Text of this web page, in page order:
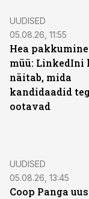
UUDISED
05.08.26, 11:55
Hea
müü: LinkedIni
näitab, mida
kandidaadid
ootavad
UUDISED
05.08.26, 13:45
Coop Panga uus